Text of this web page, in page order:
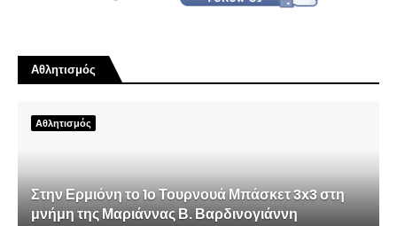
Αθλητισμός
Αθλητισμός
Στην Ερμιόνη το 1ο Τουρνουά Μπάσκετ 3x3 στη
μνήμη της Μαριάννας Β. Βαρδινογιάννη